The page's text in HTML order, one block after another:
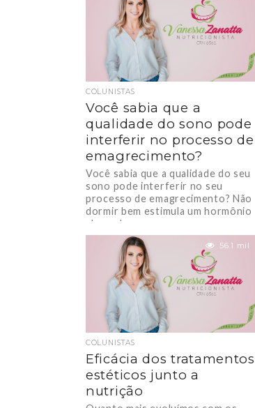
COLUNISTAS
Você sabia que a
qualidade do sono pode
interferir no processo de
emagrecimento?
Você sabia que a qualidade do seu
sono pode interferir no seu
processo de emagrecimento? Não
dormir bem estimula um hormônio
chamado...
56.1 mil
COLUNISTAS
Eficácia dos tratamentos
estéticos junto a
nutrição